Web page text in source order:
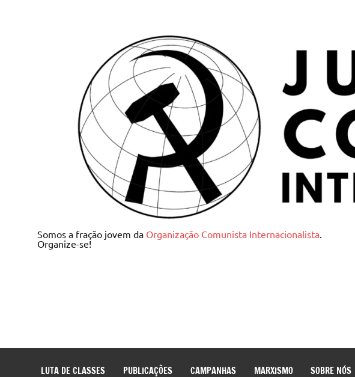
Juventude Comunista
Somos a fração jovem da Organização Comunista Internacionalista.
Organize-se!
LUTA DE CLASSES PUBLICAÇÕES CAMPANHAS MARXISMO SOBRE NÓS